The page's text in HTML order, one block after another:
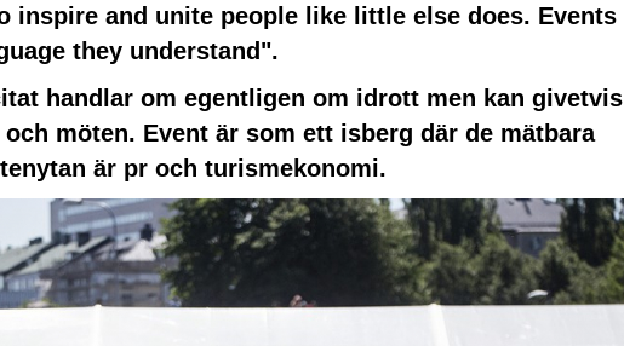
inspire and unite people like little else does. Events
they understand".
handlar om egentligen om idrott men kan givetvis
möten. Event är som ett isberg där de mätbara
är pr och turismekonomi.